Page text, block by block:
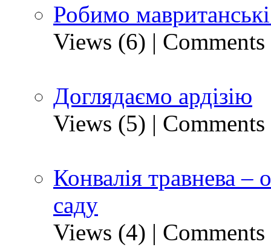
Робимо
Views (6) |
Доглядаємо ардізію
Views (5) |
Конвалія травнева –
саду
Views (4) |